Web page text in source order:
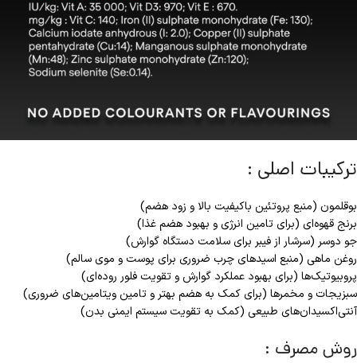
ترکیبات اصلی :
بوقلمون (منبع پروتئین باکیفیت بالا و زود هضم)
برنج قهوه‌ای (برای تامین انرژی و بهبود هضم غذا)
جو دوسر (سرشار از فیبر برای سلامت دستگاه گوارش)
روغن ماهی (منبع اسیدهای چرب ضروری برای پوست و موی سالم)
پروبیوتیک‌ها (برای بهبود عملکرد گوارش و تقویت فلور روده‌ای)
سبزیجات و مخمرها (برای کمک به هضم بهتر و تامین ویتامین‌های ضروری)
آنتی‌اکسیدان‌های طبیعی (کمک به تقویت سیستم ایمنی بدن)
روش مصرف :